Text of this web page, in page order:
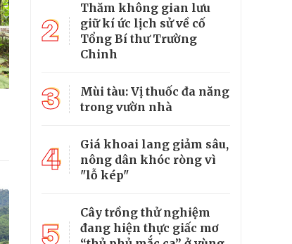
2
Thăm không gian lưu
giữ kí ức lịch sử về cố
Tổng Bí thư Trường
Chinh
3
Mùi tàu: Vị thuốc đa năng
trong vườn nhà
4
Giá khoai lang giảm sâu,
nông dân khóc ròng vì
"lỗ kép"
5
Cây trồng thử nghiệm
đang hiện thực giấc mơ